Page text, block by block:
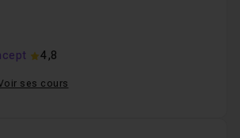
4,8
ses cours